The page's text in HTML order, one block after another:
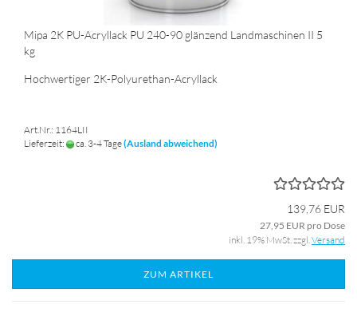
Mipa 2K PU-Acryllack PU 240-90 glänzend Landmaschinen II 5
kg
Hochwertiger 2K-Polyurethan-Acryllack
Art.Nr.: 1164LII
Lieferzeit:
ca. 3-4 Tage(Ausland abweichend)
139,76 EUR
27,95 EUR pro Dose
inkl. 19% MwSt. zzgl.Versand
ZUM ARTIKEL